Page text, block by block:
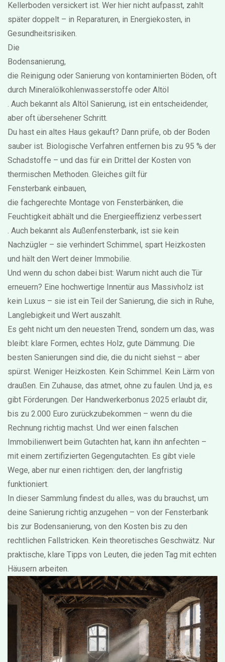
Kellerboden versickert ist. Wer hier nicht aufpasst, zahlt
später doppelt – in Reparaturen, in Energiekosten, in
Gesundheitsrisiken.
Die
Bodensanierung,
die Reinigung oder Sanierung von kontaminierten Böden, oft
durch Mineralölkohlenwasserstoffe oder Altöl
. Auch bekannt als Altöl Sanierung, ist ein entscheidender,
aber oft übersehener Schritt.
Du hast ein altes Haus gekauft? Dann prüfe, ob der Boden
sauber ist. Biologische Verfahren entfernen bis zu 95 % der
Schadstoffe – und das für ein Drittel der Kosten von
thermischen Methoden. Gleiches gilt für
Fensterbank einbauen,
die fachgerechte Montage von Fensterbänken, die
Feuchtigkeit abhält und die Energieeffizienz verbessert
. Auch bekannt als Außenfensterbank, ist sie kein
Nachzügler – sie verhindert Schimmel, spart Heizkosten
und hält den Wert deiner Immobilie.
Und wenn du schon dabei bist: Warum nicht auch die Tür
erneuern? Eine hochwertige Innentür aus Massivholz ist
kein Luxus – sie ist ein Teil der Sanierung, die sich in Ruhe,
Langlebigkeit und Wert auszahlt.
Es geht nicht um den neuesten Trend, sondern um das, was
bleibt: klare Formen, echtes Holz, gute Dämmung. Die
besten Sanierungen sind die, die du nicht siehst – aber
spürst. Weniger Heizkosten. Kein Schimmel. Kein Lärm von
draußen. Ein Zuhause, das atmet, ohne zu faulen. Und ja, es
gibt Förderungen. Der Handwerkerbonus 2025 erlaubt dir,
bis zu 2.000 Euro zurückzubekommen – wenn du die
Rechnung richtig machst. Und wer einen falschen
Immobilienwert beim Gutachten hat, kann ihn anfechten –
mit einem zertifizierten Gegengutachten. Es gibt viele
Wege, aber nur einen richtigen: den, der langfristig
funktioniert.
In dieser Sammlung findest du alles, was du brauchst, um
deine Sanierung richtig anzugehen – von der Fensterbank
bis zur Bodensanierung, von den Kosten bis zu den
rechtlichen Fallstricken. Kein theoretisches Geschwätz. Nur
praktische, klare Tipps von Leuten, die jeden Tag mit echten
Häusern arbeiten.